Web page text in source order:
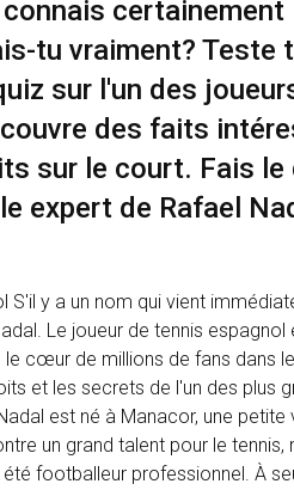
certainement
tu vraiment? Teste
sur l'un des
des faits
sur le court. Fais le
expert de Rafael
S'il y a un nom qui vient
Le joueur de tennis espagnol
cœur de millions de fans dans
et les secrets de l'un des plus
est né à Manacor, une petite
un grand talent pour le
footballeur professionnel. À